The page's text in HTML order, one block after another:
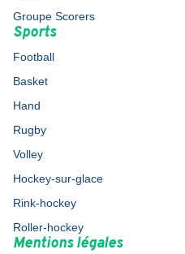
Groupe Scorers
Sports
Football
Basket
Hand
Rugby
Volley
Hockey-sur-glace
Rink-hockey
Roller-hockey
Mentions légales